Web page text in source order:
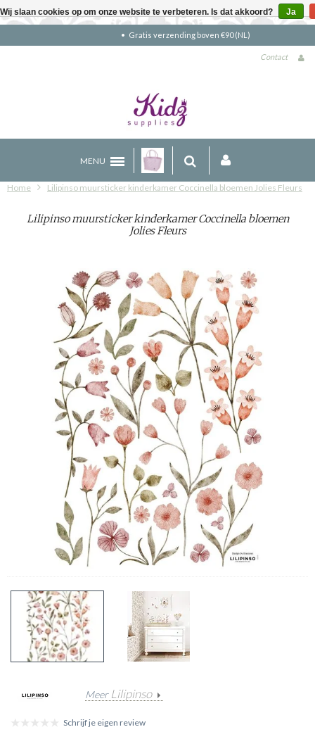
Gratis verzending boven €90 (NL)
Contact
MENU
Home Lilipinso muursticker kinderkamer Coccinella bloemen Jolies Fleurs
Lilipinso muursticker kinderkamer Coccinella bloemen
Jolies Fleurs
Meer Lilipinso
Schrijf je eigen review
Wij slaan cookies op om onze website te verbeteren. Is dat akkoord? Ja